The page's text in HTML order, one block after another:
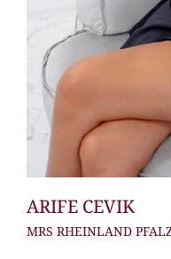
ARIFE CEVIK
MRS RHEINLAND